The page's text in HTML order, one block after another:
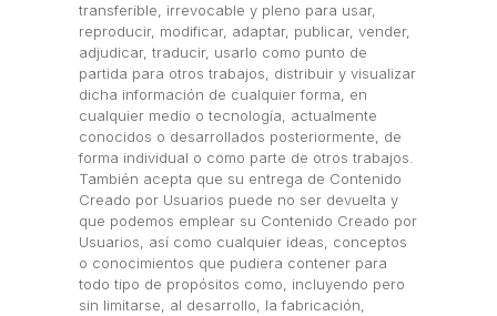
transferible, irrevocable y pleno para usar,
reproducir, modificar, adaptar, publicar, vender,
adjudicar, traducir, usarlo como punto de
partida para otros trabajos, distribuir y visualizar
dicha información de cualquier forma, en
cualquier medio o tecnología, actualmente
conocidos o desarrollados posteriormente, de
forma individual o como parte de otros trabajos.
También acepta que su entrega de Contenido
Creado por Usuarios puede no ser devuelta y
que podemos emplear su Contenido Creado por
Usuarios, así como cualquier ideas, conceptos
o conocimientos que pudiera contener para
todo tipo de propósitos como, incluyendo pero
sin limitarse, al desarrollo, la fabricación,